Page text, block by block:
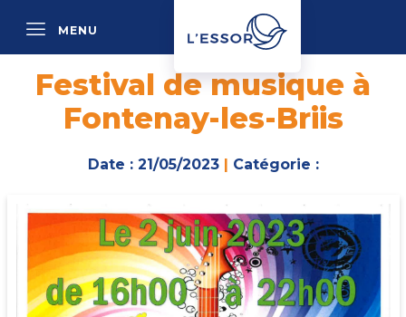
MENU
Festival de musique à
Fontenay-les-Briis
Date : 21/05/2023 | Catégorie :